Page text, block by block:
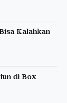
Kalahkan
di Box